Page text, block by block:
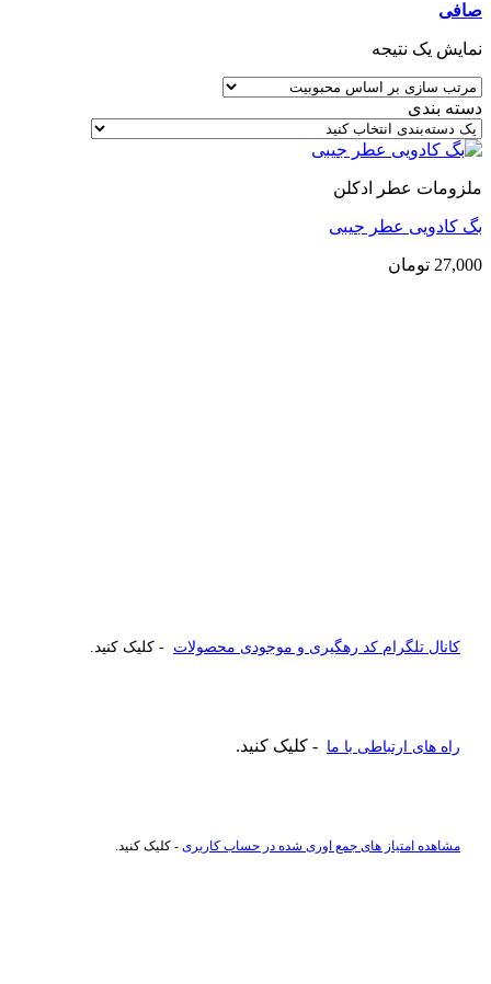
صافی
نمایش یک نتیجه
دسته بندی
ملزومات عطر ادکلن
بگ کادویی عطر جیبی
27,000 تومان
کانال تلگرام کد رهگیری و موجودی محصولات - کلیک کنید.
راه های ارتباطی با ما - کلیک کنید.
مشاهده امتیاز های جمع اوری شده در حساب کاربری - کلیک کنید.